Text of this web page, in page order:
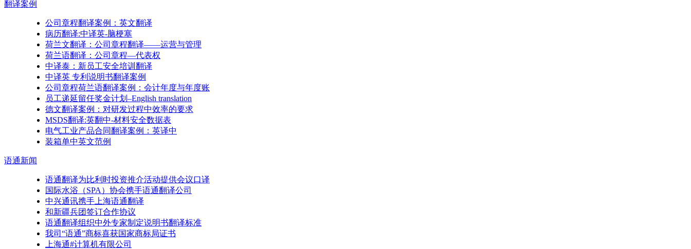
翻译案例
公司章程翻译案例：英文翻译
病历翻译:中译英-脑梗塞
荷兰文翻译：公司章程翻译——运营与管理
荷兰语翻译：公司章程—代表权
中译泰：新员工安全培训翻译
中译英 专利说明书翻译案例
公司章程荷兰语翻译案例：会计年度与年度账
员工递延留任奖金计划–English translation
德文翻译案例：对研发过程中效率的要求
MSDS翻译:英翻中-材料安全数据表
电气工业产品合同翻译案例：英译中
装箱单中英文范例
语通新闻
语通翻译为比利时投资推介活动提供会议口译
国际水浴（SPA）协会携手语通翻译公司
中兴通讯携手上海语通翻译
和新疆兵团签订合作协议
语通翻译组织中外专家制定说明书翻译标准
我司“语通”商标喜获国家商标局证书
上海通#计算机有限公司